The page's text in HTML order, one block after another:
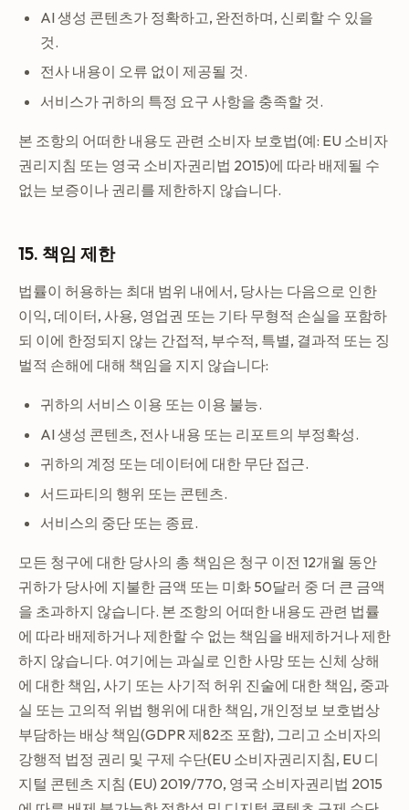
AI 생성 콘텐츠가 정확하고, 완전하며, 신뢰할 수 있을
것.
전사 내용이 오류 없이 제공될 것.
서비스가 귀하의 특정 요구 사항을 충족할 것.
본 조항의 어떠한 내용도 관련 소비자 보호법(예: EU 소비자
권리지침 또는 영국 소비자권리법 2015)에 따라 배제될 수
없는 보증이나 권리를 제한하지 않습니다.
15. 책임 제한
법률이 허용하는 최대 범위 내에서, 당사는 다음으로 인한
이익, 데이터, 사용, 영업권 또는 기타 무형적 손실을 포함하
되 이에 한정되지 않는 간접적, 부수적, 특별, 결과적 또는 징
벌적 손해에 대해 책임을 지지 않습니다:
귀하의 서비스 이용 또는 이용 불능.
AI 생성 콘텐츠, 전사 내용 또는 리포트의 부정확성.
귀하의 계정 또는 데이터에 대한 무단 접근.
서드파티의 행위 또는 콘텐츠.
서비스의 중단 또는 종료.
모든 청구에 대한 당사의 총 책임은 청구 이전 12개월 동안
귀하가 당사에 지불한 금액 또는 미화 50달러 중 더 큰 금액
을 초과하지 않습니다. 본 조항의 어떠한 내용도 관련 법률
에 따라 배제하거나 제한할 수 없는 책임을 배제하거나 제한
하지 않습니다. 여기에는 과실로 인한 사망 또는 신체 상해
에 대한 책임, 사기 또는 사기적 허위 진술에 대한 책임, 중과
실 또는 고의적 위법 행위에 대한 책임, 개인정보 보호법상
부담하는 배상 책임(GDPR 제82조 포함), 그리고 소비자의
강행적 법정 권리 및 구제 수단(EU 소비자권리지침, EU 디
지털 콘텐츠 지침 (EU) 2019/770, 영국 소비자권리법 2015